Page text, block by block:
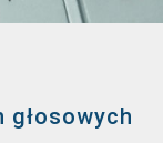
głosowych